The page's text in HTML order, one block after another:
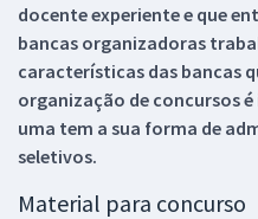
docente experiente e que
bancas organizadoras
características das bancas
organização de concursos
uma tem a sua forma de
seletivos.
Material para concurso